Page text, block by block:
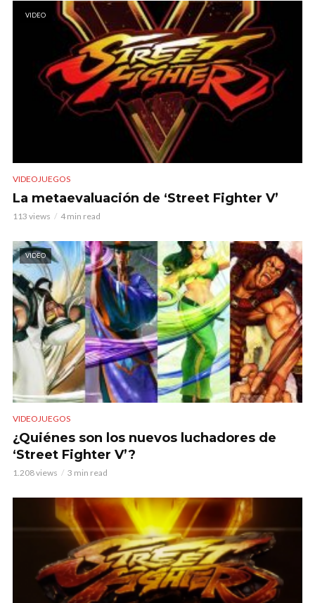
VIDEO
VIDEOJUEGOS
La metaevaluación de ‘Street Fighter V’
113 views 4 min read
VIDEO
VIDEOJUEGOS
¿Quiénes son los nuevos luchadores de
‘Street Fighter V’?
1.208 views 3 min read